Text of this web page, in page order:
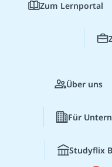
Zum Lernportal
Über uns
Für
Studyflix